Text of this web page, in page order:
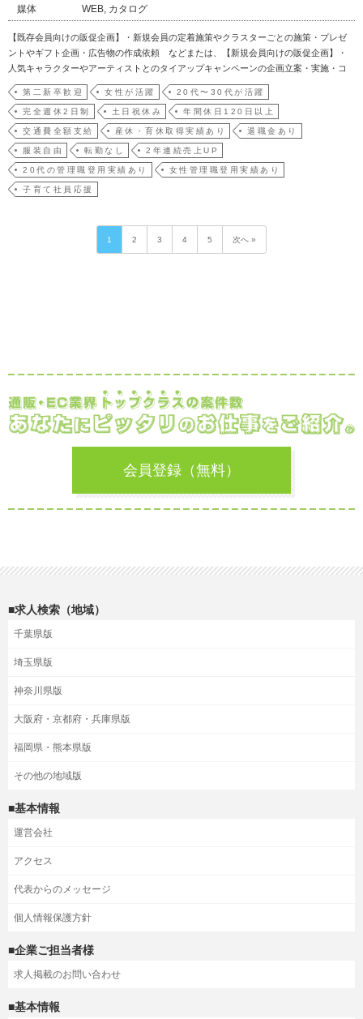
媒体
WEB, カタログ
【既存会員向けの販促企画】・新規会員の定着施策やクラスターごとの施策・プレゼ
ントやギフト企画・広告物の作成依頼 などまたは、【新規会員向けの販促企画】・
人気キャラクターやアーティストとのタイアップキャンペーンの企画立案・実施・コ
ラボ商品の開発 など
第二新卒歓迎 女性が活躍 20代〜30代が活躍
完全週休2日制 土日祝休み 年間休日120日以上
交通費全額支給 産休・育休取得実績あり 退職金あり
服装自由 転勤なし 2年連続売上UP
20代の管理職登用実績あり 女性管理職登用実績あり
子育て社員応援
1 2 3 4 5 次へ »
会員登録（無料）
■求人検索（地域）
千葉県版
埼玉県版
神奈川県版
大阪府・京都府・兵庫県版
福岡県・熊本県版
その他の地域版
■基本情報
運営会社
アクセス
代表からのメッセージ
個人情報保護方針
■企業ご担当者様
求人掲載のお問い合わせ
■基本情報